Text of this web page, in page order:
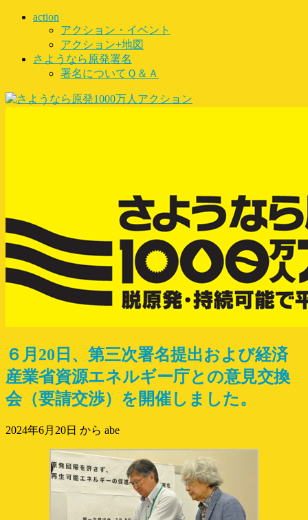
action
アクション・イベント
アクション+地図
さようなら原発署名
署名についてＱ＆Ａ
６月20日、第三次署名提出および経済
産業省資源エネルギー庁との意見交換
会（要請交渉）を開催しました。
2024年6月20日 から abe